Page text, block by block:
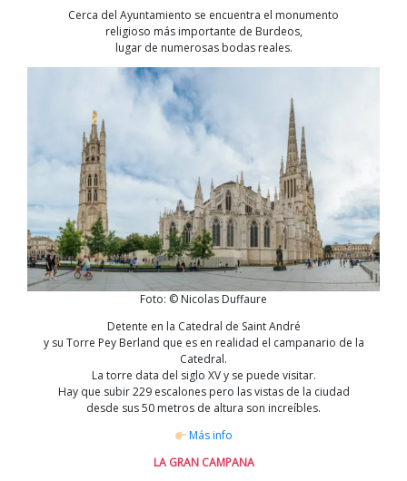
Cerca del Ayuntamiento se encuentra el monumento
religioso más importante de Burdeos,
lugar de numerosas bodas reales.
Foto: © Nicolas Duffaure
Detente en la Catedral de Saint André
y su Torre Pey Berland que es en realidad el campanario de la
Catedral.
La torre data del siglo XV y se puede visitar.
Hay que subir 229 escalones pero las vistas de la ciudad
desde sus 50 metros de altura son increíbles.
Más info
LA GRAN CAMPANA